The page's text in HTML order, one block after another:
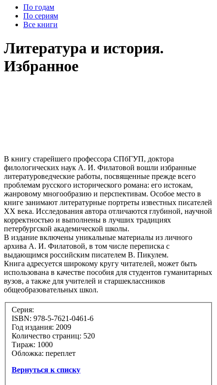
По годам
По сериям
Все книги
Литература и история.
Избранное
В книгу старейшего профессора СПбГУП, доктора
филологических наук А. И. Филатовой вошли избранные
литературоведческие работы, посвященные прежде всего
проблемам русского исторического романа: его истокам,
жанровому многообразию и перспективам. Особое место в
книге занимают литературные портреты известных писателей
ХХ века. Исследования автора отличаются глубиной, научной
корректностью и выполнены в лучших традициях
петербургской академической школы.
В издание включены уникальные материалы из личного
архива А. И. Филатовой, в том числе переписка с
выдающимся российским писателем В. Пикулем.
Книга адресуется широкому кругу читателей, может быть
использована в качестве пособия для студентов гуманитарных
вузов, а также для учителей и старшеклассников
общеобразовательных школ.
Серия:
ISBN: 978-5-7621-0461-6
Год издания: 2009
Количество страниц: 520
Тираж: 1000
Обложка: переплет
Вернуться к списку